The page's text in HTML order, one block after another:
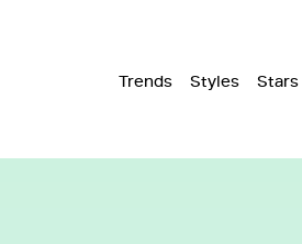
Trends Styles Stars